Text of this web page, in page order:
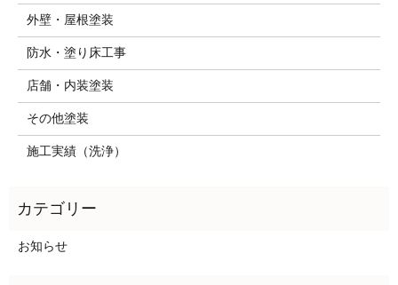
外壁・屋根塗装
防水・塗り床工事
店舗・内装塗装
その他塗装
施工実績（洗浄）
お知らせ